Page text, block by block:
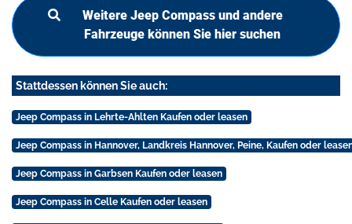
Weitere Jeep Compass und andere
Fahrzeuge können Sie hier suchen
Stattdessen können Sie auch:
Jeep Compass in Lehrte-Ahlten Kaufen oder leasen
Jeep Compass in Hannover, Landkreis Hannover, Peine, Kaufen oder
Jeep Compass in Garbsen Kaufen oder leasen
Jeep Compass in Celle Kaufen oder leasen